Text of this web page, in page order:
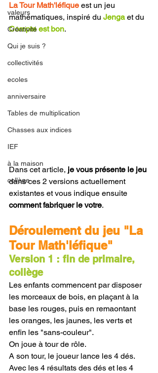
valeurs
Créativité
Qui je suis ?
collectivités
ecoles
anniversaire
Tables de multiplication
Chasses aux indices
IEF
à la maison
collège
La Tour Math'léfique est un jeu
mathématiques, inspiré du Jenga et du
Compte est bon.
Dans cet article, je vous présente le jeu
dans ces 2 versions actuellement
existantes et vous indique ensuite
comment fabriquer le votre.
Déroulement du jeu "La
Tour Math'léfique"
Version 1 : fin de primaire,
collège
Les enfants commencent par disposer
les morceaux de bois, en plaçant à la
base les rouges, puis en remaontant
les oranges, les jaunes, les verts et
enfin les "sans-couleur".
On joue à tour de rôle.
A son tour, le joueur lance les 4 dés.
Avec les 4 résultats des dés et les 4